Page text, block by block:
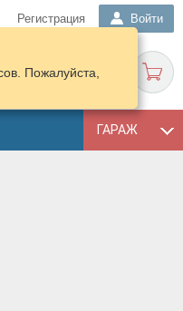
Регистрация Войти
ГАРАЖ
Пожалуйста,